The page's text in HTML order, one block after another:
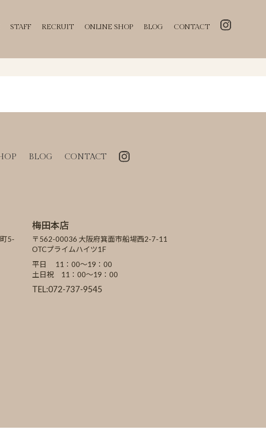
STAFF RECRUIT ONLINE SHOP BLOG CONTACT
BLOG CONTACT
5-
梅田本店
〒562-00036 大阪府箕面市船場西2-7-11
OTCプライムハイツ1F
平日 11：00～19：00
土日祝 11：00～19：00
TEL:072-737-9545